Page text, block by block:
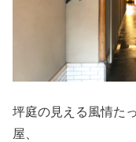
坪庭の見える風情た
屋、